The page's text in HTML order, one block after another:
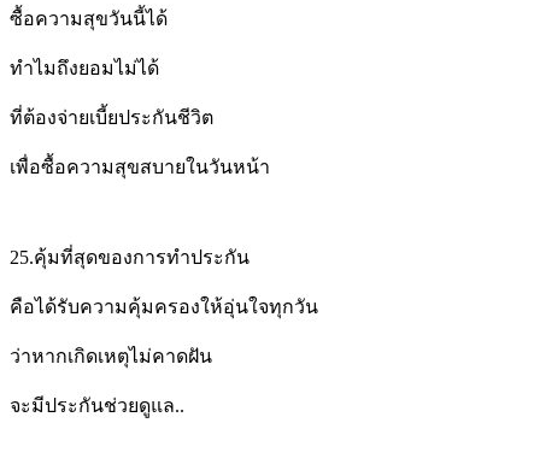
ซื้อความสุขวันนี้ได้
ทำไมถึงยอมไม่ได้
ที่ต้องจ่ายเบี้ยประกันชีวิต
เพื่อซื้อความสุขสบายในวันหน้า
25.คุ้มที่สุดของการทำประกัน
คือได้รับความคุ้มครองให้อุ่นใจทุกวัน
ว่าหากเกิดเหตุไม่คาดฝัน
จะมีประกันช่วยดูแล..